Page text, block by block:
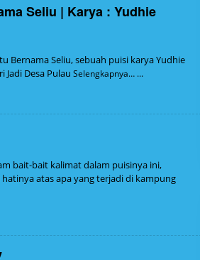
Seliu | Karya : Yudhie
Bernama Seliu, sebuah puisi karya Yudhie
Desa Pulau Selengkapnya…
bait-bait kalimat dalam puisinya ini,
atas apa yang terjadi di kampung